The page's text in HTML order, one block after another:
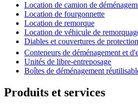
Location de camion de
Location de fourgonnette
Location de remorque
Location de véhicule de
Diables et couvertures de protection
Conteneurs de déménagement et
Unités de libre-entreposage
Boîtes de déménagement
Produits et services